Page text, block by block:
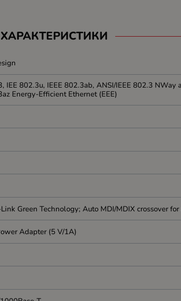
ХАРАКТЕРИСТИКИ
IEE 802.3u, IEEE 802.3ab, ANSI/IEEE 802.3
Energy-Efficient Ethernet (EEE)
Green Technology; Auto MDI/MDIX crossover
Adapter (5 V/1A)